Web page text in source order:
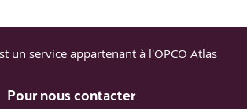
un service appartenant à l'OPCO Atlas
Pour nous contacter